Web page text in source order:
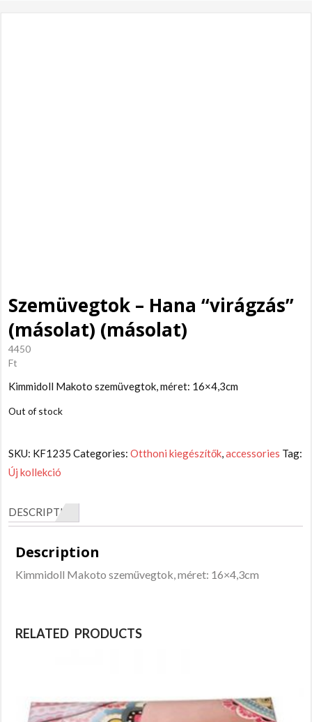
Szemüvegtok – Hana “virágzás”
(másolat) (másolat)
4450
Ft
Kimmidoll Makoto szemüvegtok, méret: 16×4,3cm
Out of stock
SKU: KF1235 Categories:Otthoni kiegészítők,accessories Tag:
Új kollekció
DESCRIPTION
Description
Kimmidoll Makoto szemüvegtok, méret: 16×4,3cm
RELATED PRODUCTS